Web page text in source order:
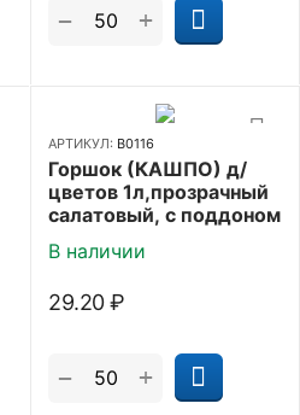
+
−
АРТИКУЛ: В0116
Горшок (КАШПО) д/
цветов 1л,прозрачный
салатовый, с поддоном
В наличии
29.20 ₽
+
−